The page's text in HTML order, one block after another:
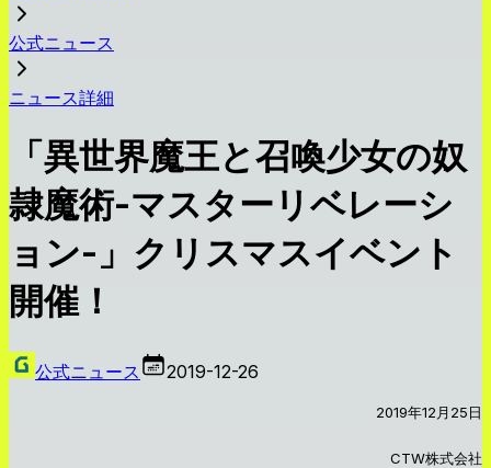
公式ニュース
ニュース詳細
「異世界魔王と召喚少女の奴
隷魔術-マスターリベレーシ
ョン-」クリスマスイベント
開催！
公式ニュース 2019-12-26
2019年12月25日
CTW株式会社